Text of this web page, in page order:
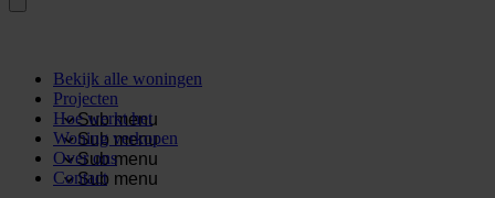
Bekijk alle woningen
Projecten
Sub menu
Hoe werkt het
Sub menu
Woning verkopen
Sub menu
Over ons
Sub menu
Contact